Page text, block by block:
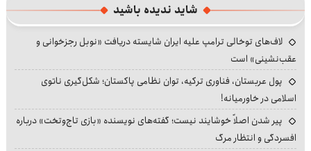
شاید ندیده باشید
لاف‌های توخالی ترامپ علیه ایران شایسته دریافت «نوبل رجزخوانی و
عقب‌نشینی» است
پول عربستان، فناوری ترکیه، توان نظامی پاکستان؛ شکل‌گیری ناتوی
اسلامی در خاورمیانه!
پیر شدن اصلاً خوشایند نیست؛ گفته‌های نویسنده «بازی تاج‌وتخت» درباره
افسردگی و انتظار مرگ